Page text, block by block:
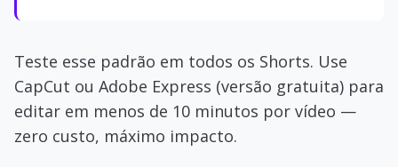
Teste esse padrão em todos os Shorts. Use
CapCut ou Adobe Express (versão gratuita) para
editar em menos de 10 minutos por vídeo —
zero custo, máximo impacto.